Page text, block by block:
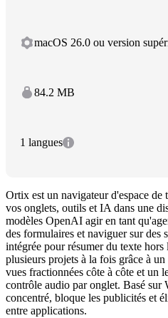
macOS 26.0 ou version
84.2 MB
1 langues
Ortix est un navigateur d'espace
vos onglets, outils et IA dans une
modèles OpenAI agir en tant
des formulaires et naviguer sur
intégrée pour résumer du texte
plusieurs projets à la fois grâce à
vues fractionnées côte à côte et un
contrôle audio par onglet. Basé
concentré, bloque les publicités et
entre applications.